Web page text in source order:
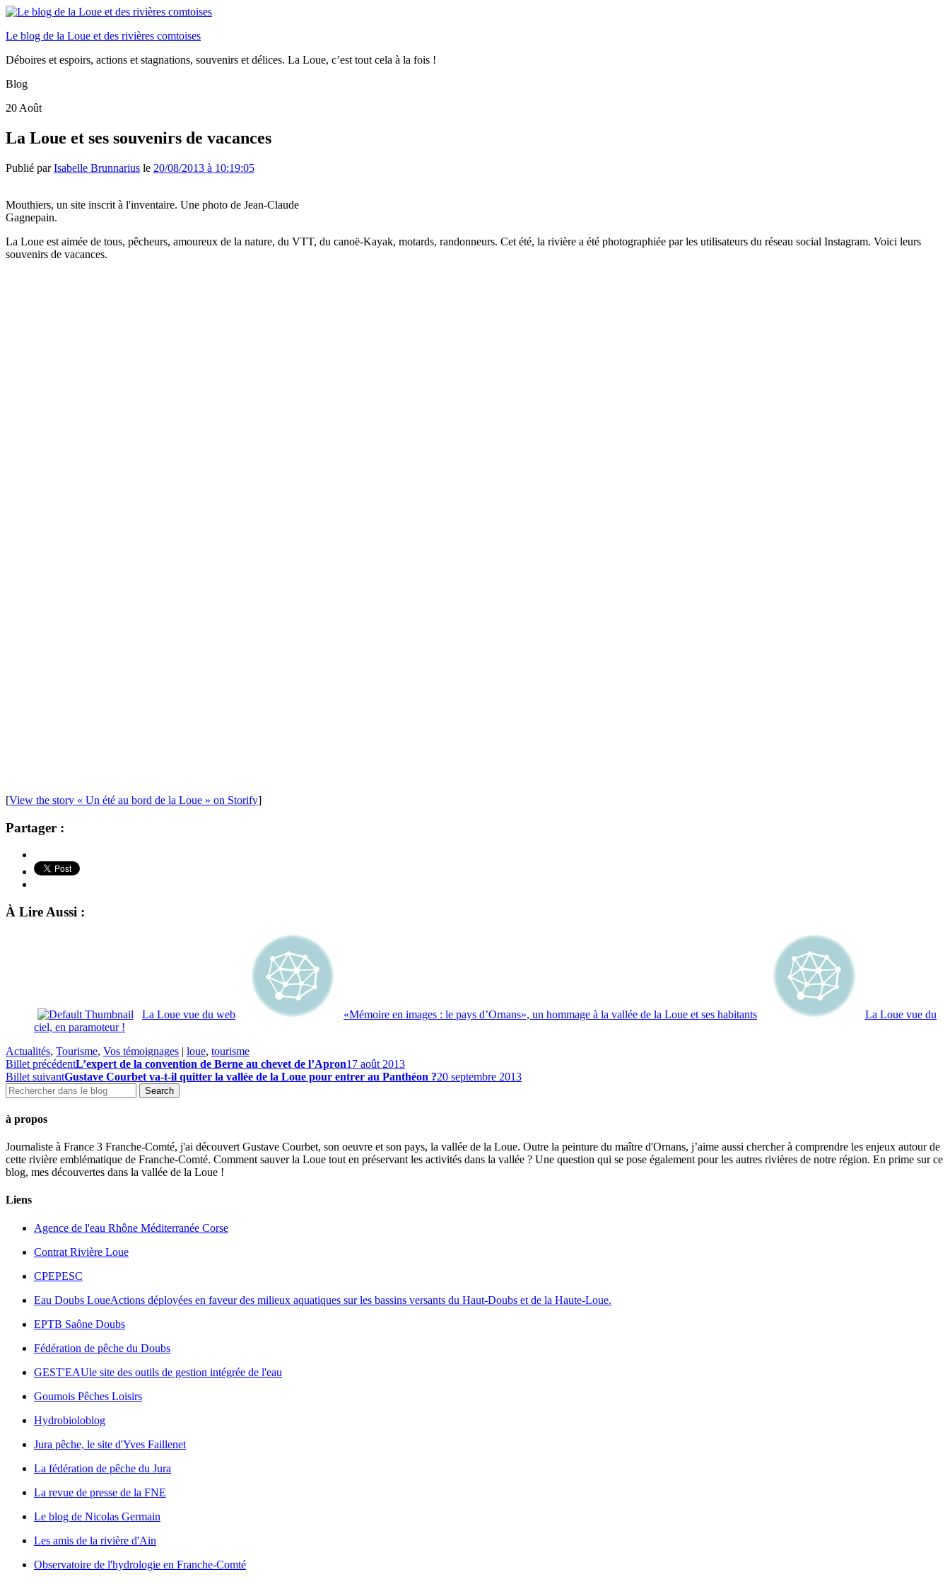
Le blog de la Loue et des rivières comtoises
Déboires et espoirs, actions et stagnations, souvenirs et délices. La Loue, c’est tout cela à la fois !
Blog
20 Août
La Loue et ses souvenirs de vacances
Publié parIsabelle Brunnarius le 20/08/2013 à 10:19:05
Mouthiers, un site inscrit à l'inventaire. Une photo de Jean-Claude
Gagnepain.
La Loue est aimée de tous, pêcheurs, amoureux de la nature, du VTT, du canoë-Kayak, motards, randonneurs. Cet été, la rivière a été photographiée par les utilisateurs du réseau social Instagram. Voici leurs
souvenirs de vacances.
[View the story « Un été au bord de la Loue » on Storify]
Partager :
À Lire Aussi :
La Loue vue du web «Mémoire en images : le pays d’Ornans», un hommage à la vallée de la Loue et ses habitants
La Loue vue du
ciel, en paramoteur !
Actualités, Tourisme, Vos témoignages | loue, tourisme
Billet précédentL’expert de la convention de Berne au chevet de l’Apron17 août 2013
Billet suivantGustave Courbet va-t-il quitter la vallée de la Loue pour entrer au Panthéon ?20 septembre 2013
à propos
Journaliste à France 3 Franche-Comté, j'ai découvert Gustave Courbet, son oeuvre et son pays, la vallée de la Loue. Outre la peinture du maître d'Ornans, j’aime aussi chercher à comprendre les enjeux autour de
cette rivière emblématique de Franche-Comté. Comment sauver la Loue tout en préservant les activités dans la vallée ? Une question qui se pose également pour les autres rivières de notre région. En prime sur ce
blog, mes découvertes dans la vallée de la Loue !
Liens
Agence de l'eau Rhône Méditerranée Corse
Contrat Rivière Loue
CPEPESC
Eau Doubs LoueActions déployées en faveur des milieux aquatiques sur les bassins versants du Haut-Doubs et de la Haute-Loue.
EPTB Saône Doubs
Fédération de pêche du Doubs
GEST'EAUle site des outils de gestion intégrée de l'eau
Goumois Pêches Loisirs
Hydrobioloblog
Jura pêche, le site d'Yves Faillenet
La fédération de pêche du Jura
La revue de presse de la FNE
Le blog de Nicolas Germain
Les amis de la rivière d'Ain
Observatoire de l'hydrologie en Franche-Comté